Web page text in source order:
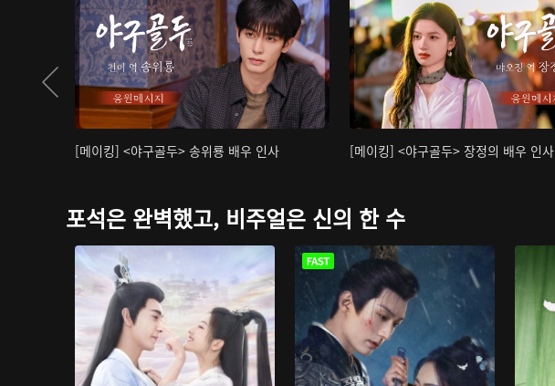
[메이킹] <야구골두> 송위룡 배우 인사 [메이킹] <야구골두> 장정의 배우 인사
포석은 완벽했고, 비주얼은 신의 한 수